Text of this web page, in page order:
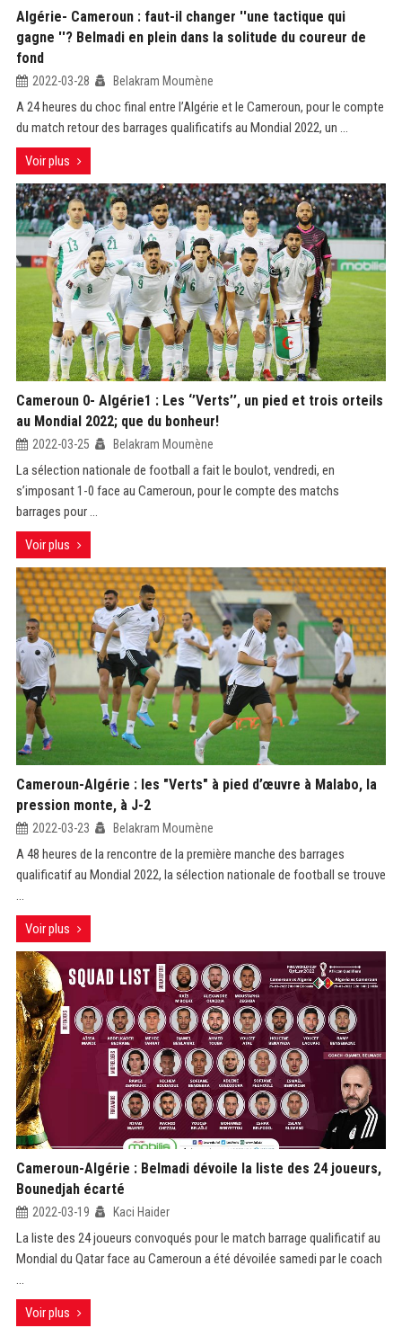
Algérie- Cameroun : faut-il changer ''une tactique qui
gagne ''? Belmadi en plein dans la solitude du coureur de
fond
2022-03-28 Belakram Moumène
A 24 heures du choc final entre l’Algérie et le Cameroun, pour le compte
du match retour des barrages qualificatifs au Mondial 2022, un ...
Voir plus
Cameroun 0- Algérie1 : Les ‘’Verts’’, un pied et trois orteils
au Mondial 2022; que du bonheur!
2022-03-25 Belakram Moumène
La sélection nationale de football a fait le boulot, vendredi, en
s’imposant 1-0 face au Cameroun, pour le compte des matchs
barrages pour ...
Voir plus
Cameroun-Algérie : les "Verts" à pied d’œuvre à Malabo, la
pression monte, à J-2
2022-03-23 Belakram Moumène
A 48 heures de la rencontre de la première manche des barrages
qualificatif au Mondial 2022, la sélection nationale de football se trouve
...
Voir plus
Cameroun-Algérie : Belmadi dévoile la liste des 24 joueurs,
Bounedjah écarté
2022-03-19 Kaci Haider
La liste des 24 joueurs convoqués pour le match barrage qualificatif au
Mondial du Qatar face au Cameroun a été dévoilée samedi par le coach
...
Voir plus